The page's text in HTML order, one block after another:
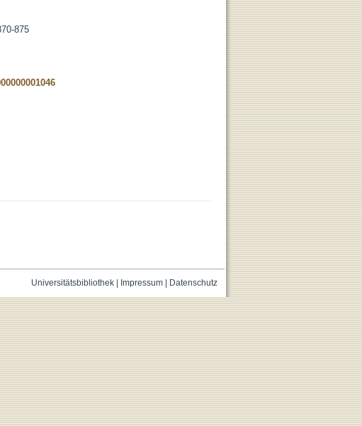
875
Universitätsbibliothek| Impressum| Datenschutz